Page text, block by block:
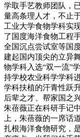
学取手艺教师团队，
量高条理人才，不止
工业大学食物学科实
了国度海洋食物工程
全国沉点尝试室等国
建起国内顶尖的立异
物学科入选“双一流”
持学校农业科学学科
学科扶植的汗青性跃
后辈之才、帮家国之
朱蓓薇正在科研手记
上，朱蓓薇的一席话
扎根海洋食物研究，